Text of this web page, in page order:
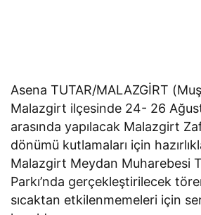
Asena TUTAR/MALAZGİRT
Malazgirt ilçesinde 24- 26
arasında yapılacak Malazgirt
dönümü kutlamaları için
Malazgirt Meydan Muharebesi
Parkı’nda gerçekleştirilecek
sıcaktan etkilenmemeleri için